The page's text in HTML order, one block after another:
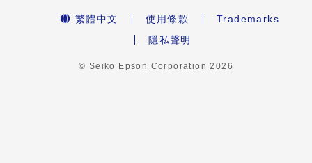
繁體中文 使用條款
Trademarks
隱私聲明
© Seiko Epson Corporation2026